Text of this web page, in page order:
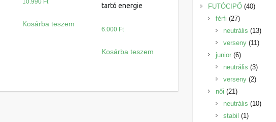
Kosárba teszem
tartó energie
6.000 Ft
Kosárba teszem
FUTÓCIPŐ 4040
férfi 2727
termék
neutrális 1313
termék
verseny 1111
junior 66
termék
neutrális 33
termék
verseny 22
női 2121
termék
neutrális 1010
stabil 11